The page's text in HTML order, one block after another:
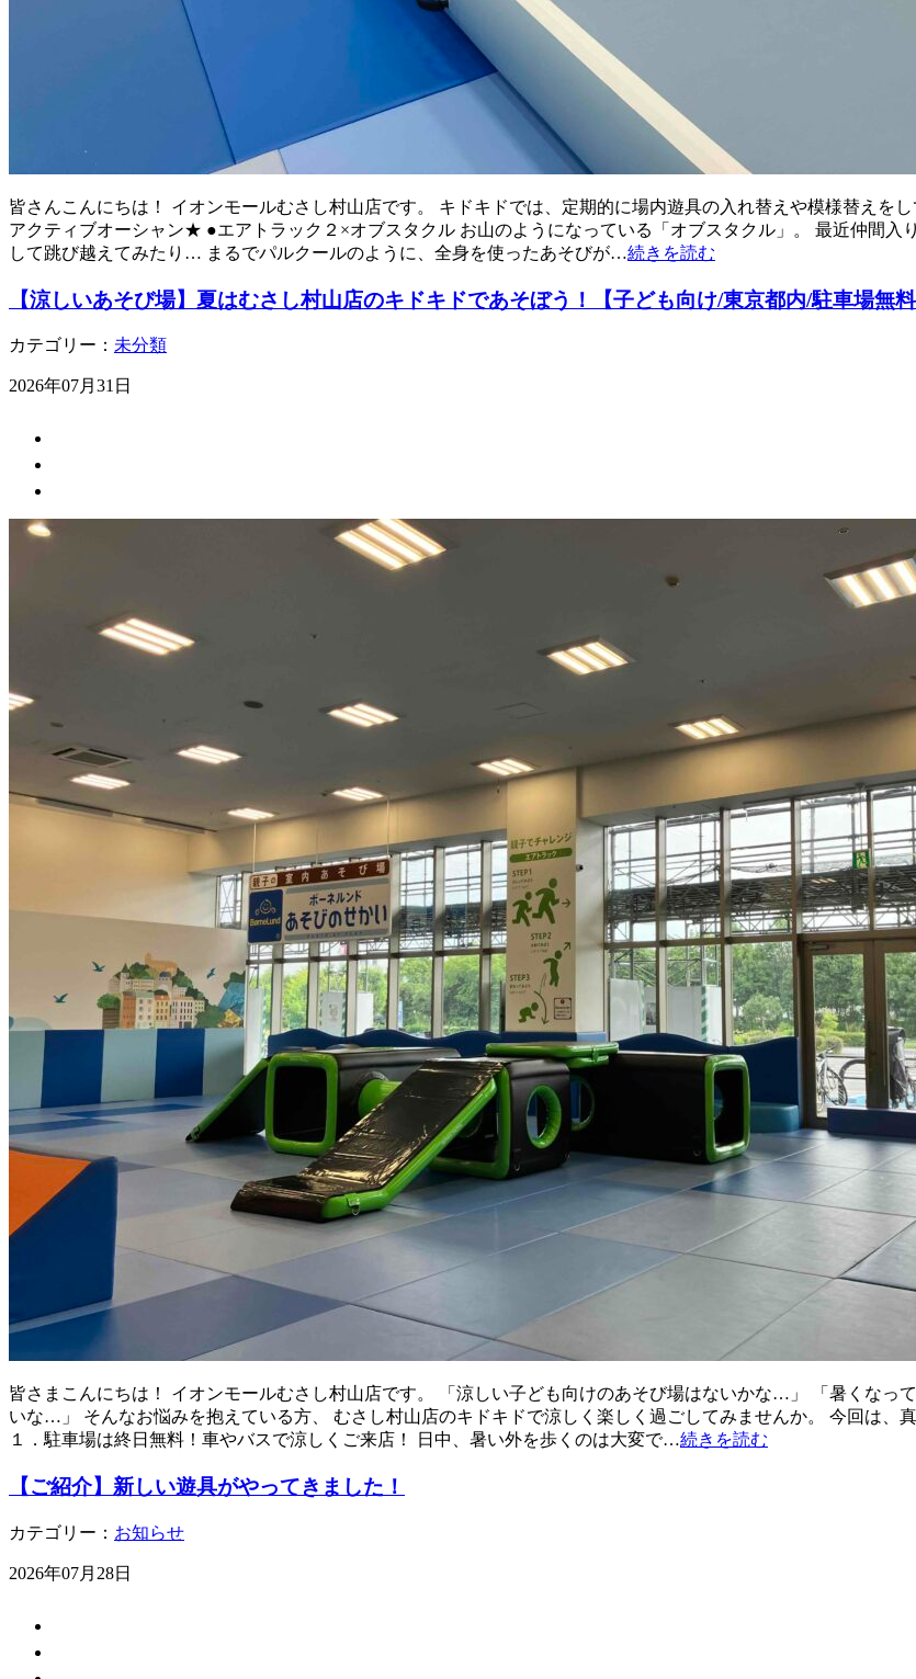
皆さんこんにちは！ イオンモールむさし村山店です。 キドキドでは、定期的に場内遊具の入れ替えや模様替えを
アクティブオーシャン★ ●エアトラック２×オブスタクル お山のようになっている「オブスタクル」。 最近仲間
して跳び越えてみたり… まるでパルクールのように、全身を使ったあそびが…続きを読む
【涼しいあそび場】夏はむさし村山店のキドキドであそぼう！【子ども向け/東京都内/駐車場無料
カテゴリー： 未分類
2026年07月31日
皆さまこんにちは！ イオンモールむさし村山店です。 「涼しい子ども向けのあそび場はないかな…」 「暑くな
いな…」 そんなお悩みを抱えている方、 むさし村山店のキドキドで涼しく楽しく過ごしてみませんか。 今回は、
１．駐車場は終日無料！車やバスで涼しくご来店！ 日中、暑い外を歩くのは大変で…続きを読む
【ご紹介】新しい遊具がやってきました！
カテゴリー： お知らせ
2026年07月28日